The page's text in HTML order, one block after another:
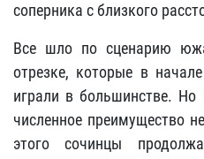
соперника с близкого
Все шло по сценарию
отрезке, которые в
играли в большинстве. Но
численное преимущество
этого сочинцы